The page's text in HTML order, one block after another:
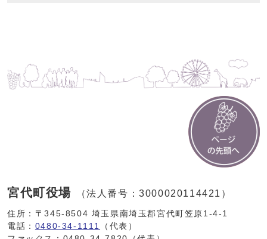
宮代町役場 （法人番号：3000020114421）
住所：〒345-8504 埼玉県南埼玉郡宮代町笠原1-4-1
電話： 0480-34-1111
（代表）